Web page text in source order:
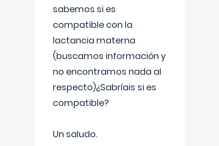
sabemos si es
compatible con la
lactancia materna
(buscamos información y
no encontramos nada al
respecto)¿Sabríais si es
compatible?
Un saludo.